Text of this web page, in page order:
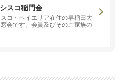
スコ稲門会
コ・ベイエリア在住の早稲田大
会です。会員及びそのご家族の